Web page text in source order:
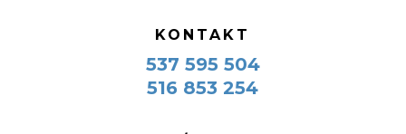
KONTAKT
537 595 504
516 853 254